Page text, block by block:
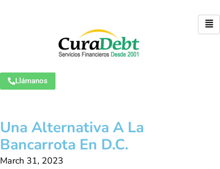
Llámanos
Una Alternativa A La
Bancarrota En D.C.
March 31, 2023